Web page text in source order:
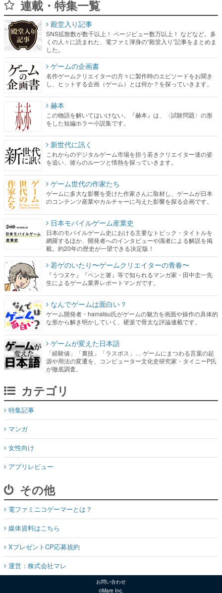
くの人々に読まれた、電ファミ渾身の“殿堂入り”記事をまとめま
した。
ゲームの企画書
名作ゲームクリエイターの方々に製作時のエピソードをお聞き
し、ヒットする企画（ゲーム）とは何か？を探っていきます。
赫本
この物語を解いてはいけない。『赫本』は、〈試験問題〉の形
をした短編ホラー小説集です。
新世代に訊く
これからのデジタルゲーム市場を担う若きクリエイター達の姿
を追い、彼らのルーツと情熱を探っていきます。
ゲーム世代の作家たち
ゲームに多大な影響を受けた作家さんに取材し、ゲームが日本
のコンテンツ産業やカルチャーに与えた影響を探る企画です。
日本モバイルゲーム産業史
日本のモバイルゲーム史における主要なトピック・タイトルを
網羅するほか、開発者へのインタビューや識者による解説を掲
若ゲのいたり〜ゲームクリエイターの青春〜
『うつヌケ』『ペンと箸』等で知られるマンガ家・田中圭一先
生によるゲーム業界レポートマンガです。
なんでゲームは面白い？
ゲーム開発者・hamatsu氏がゲームの魅力を画面や操作の具体的
な形から解き明かしていく、硬派で骨太な評論連載です。
ゲームが変えた日本語
「経験値」「裏技」「ラスボス」… ゲームにまつわる言葉の起
源や用法の変遷を、コンピューター文化史研究家・タイニーP氏
カテゴリ
マンガ
女性向け
アプリレビュー
その他
電ファミニコゲーマーとは？
媒体資料はこちら
XプレゼントCP応募規約
運営：株式会社マレ